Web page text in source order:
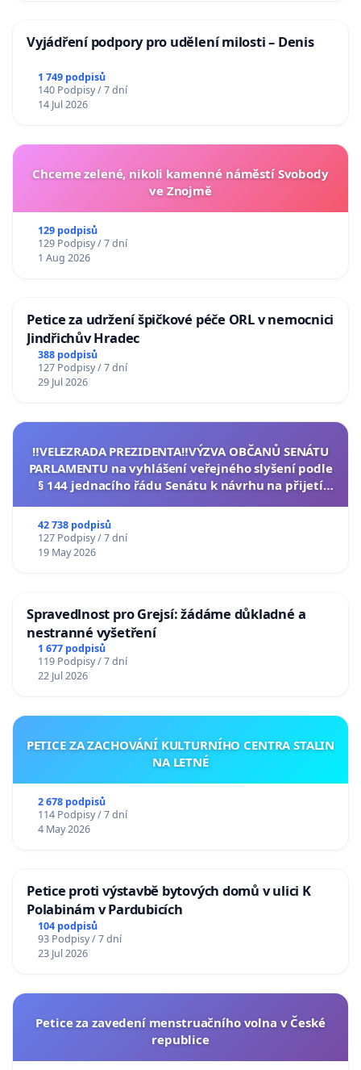
Vyjádření podpory pro udělení milosti – Denis
1 749 podpisů
140 Podpisy / 7 dní
14 Jul 2026
Chceme zelené, nikoli kamenné náměstí Svobody
ve Znojmě
129 podpisů
129 Podpisy / 7 dní
1 Aug 2026
Petice za udržení špičkové péče ORL v nemocnici
Jindřichův Hradec
388 podpisů
127 Podpisy / 7 dní
29 Jul 2026
‼️VELEZRADA PREZIDENTA‼️VÝZVA OBČANŮ SENÁTU
PARLAMENTU na vyhlášení veřejného slyšení podle
§ 144 jednacího řádu Senátu k návrhu na přijetí
42 738 podpisů
127 Podpisy / 7 dní
19 May 2026
Spravedlnost pro Grejsí: žádáme důkladné a
nestranné vyšetření
1 677 podpisů
119 Podpisy / 7 dní
22 Jul 2026
PETICE ZA ZACHOVÁNÍ KULTURNÍHO CENTRA STALIN
NA LETNÉ
2 678 podpisů
114 Podpisy / 7 dní
4 May 2026
Petice proti výstavbě bytových domů v ulici K
Polabinám v Pardubicích
104 podpisů
93 Podpisy / 7 dní
23 Jul 2026
Petice za zavedení menstruačního volna v České
republice